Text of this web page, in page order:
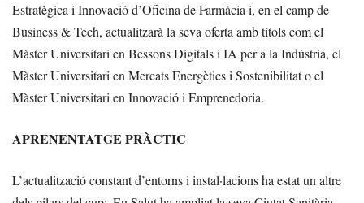
Estratègica i Innovació d’Oficina de Farmàcia i, en el camp de
Business & Tech, actualitzarà la seva oferta amb títols com el
Màster Universitari en Bessons Digitals i IA per a la Indústria, el
Màster Universitari en Mercats Energètics i Sostenibilitat o el
Màster Universitari en Innovació i Emprenedoria.
APRENENTATGE PRÀCTIC
L’actualització constant d’entorns i instal·lacions ha estat un altre